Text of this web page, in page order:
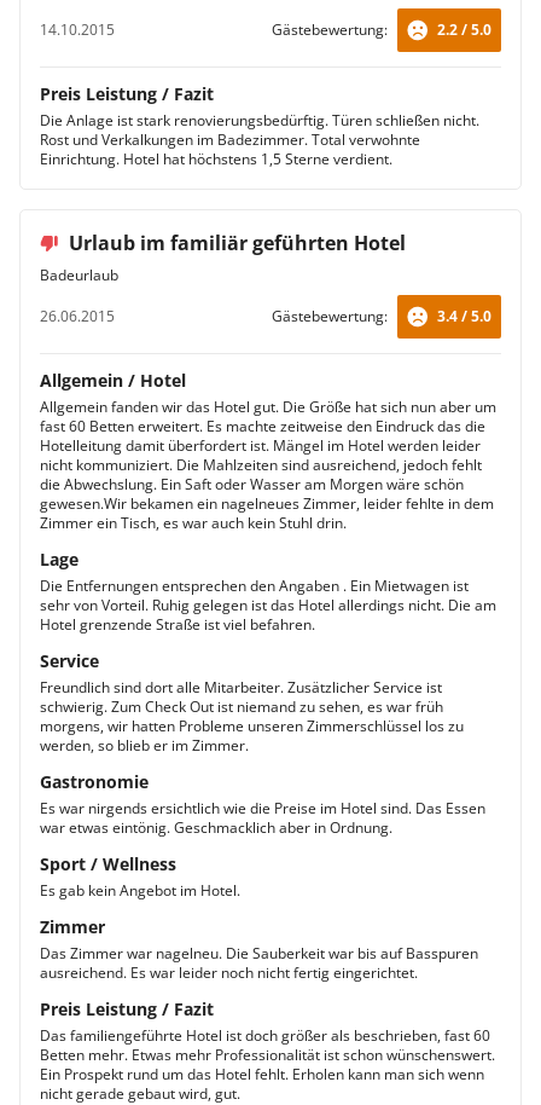
14.10.2015
Gästebewertung: 2.2 / 5.0
Preis Leistung / Fazit
Die Anlage ist stark renovierungsbedürftig. Türen schließen nicht.
Rost und Verkalkungen im Badezimmer. Total verwohnte
Einrichtung. Hotel hat höchstens 1,5 Sterne verdient.
Urlaub im familiär geführten Hotel
Badeurlaub
26.06.2015
Gästebewertung: 3.4 / 5.0
Allgemein / Hotel
Allgemein fanden wir das Hotel gut. Die Größe hat sich nun aber um
fast 60 Betten erweitert. Es machte zeitweise den Eindruck das die
Hotelleitung damit überfordert ist. Mängel im Hotel werden leider
nicht kommuniziert. Die Mahlzeiten sind ausreichend, jedoch fehlt
die Abwechslung. Ein Saft oder Wasser am Morgen wäre schön
gewesen.Wir bekamen ein nagelneues Zimmer, leider fehlte in dem
Zimmer ein Tisch, es war auch kein Stuhl drin.
Lage
Die Entfernungen entsprechen den Angaben . Ein Mietwagen ist
sehr von Vorteil. Ruhig gelegen ist das Hotel allerdings nicht. Die am
Hotel grenzende Straße ist viel befahren.
Service
Freundlich sind dort alle Mitarbeiter. Zusätzlicher Service ist
schwierig. Zum Check Out ist niemand zu sehen, es war früh
morgens, wir hatten Probleme unseren Zimmerschlüssel los zu
werden, so blieb er im Zimmer.
Gastronomie
Es war nirgends ersichtlich wie die Preise im Hotel sind. Das Essen
war etwas eintönig. Geschmacklich aber in Ordnung.
Sport / Wellness
Es gab kein Angebot im Hotel.
Zimmer
Das Zimmer war nagelneu. Die Sauberkeit war bis auf Basspuren
ausreichend. Es war leider noch nicht fertig eingerichtet.
Preis Leistung / Fazit
Das familiengeführte Hotel ist doch größer als beschrieben, fast 60
Betten mehr. Etwas mehr Professionalität ist schon wünschenswert.
Ein Prospekt rund um das Hotel fehlt. Erholen kann man sich wenn
nicht gerade gebaut wird, gut.